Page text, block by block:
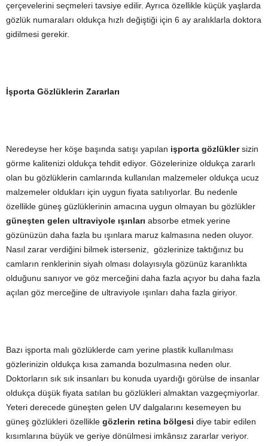
çerçevelerini seçmeleri tavsiye edilir. Ayrıca özellikle küçük yaşlarda
gözlük numaraları oldukça hızlı değiştiği için 6 ay aralıklarla doktora
gidilmesi gerekir.
İşporta Gözlüklerin Zararları
Neredeyse her köşe başında satışı yapılan işporta gözlüklersizin
görme kalitenizi oldukça tehdit ediyor. Gözelerinize oldukça zararlı
olan bu gözlüklerin camlarında kullanılan malzemeler oldukça ucuz
malzemeler oldukları için uygun fiyata satılıyorlar. Bu nedenle
özellikle güneş güzlüklerinin amacına uygun olmayan bu gözlükler
güneşten gelen ultraviyole ışınları absorbe etmek yerine
gözünüzün daha fazla bu ışınlara maruz kalmasına neden oluyor.
Nasıl zarar verdiğini bilmek isterseniz, gözlerinize taktığınız bu
camların renklerinin siyah olması dolayısıyla gözünüz karanlıkta
olduğunu sanıyor ve göz merceğini daha fazla açıyor bu daha fazla
açılan göz merceğine de ultraviyole ışınları daha fazla giriyor.
Bazı işporta malı gözlüklerde cam yerine plastik kullanılması
gözlerinizin oldukça kısa zamanda bozulmasına neden olur.
Doktorların sık sık insanları bu konuda uyardığı görülse de insanlar
oldukça düşük fiyata satılan bu gözlükleri almaktan vazgeçmiyorlar.
Yeteri derecede güneşten gelen UV dalgalarını kesemeyen bu
güneş gözlükleri özellikle gözlerin retina bölgesi diye tabir edilen
kısımlarına büyük ve geriye dönülmesi imkânsız zararlar veriyor.